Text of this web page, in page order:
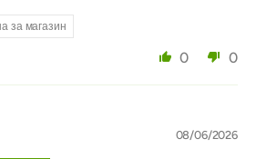
за магазин
0 0
08/06/2026